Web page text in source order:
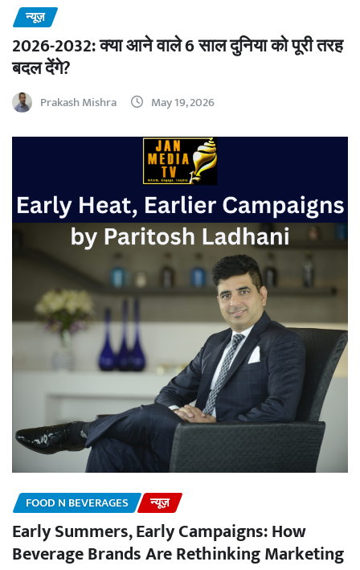
न्यूज़
2026-2032: क्या आने वाले 6 साल दुनिया को पूरी तरह
बदल देंगे?
Prakash Mishra May 19, 2026
FOOD N BEVERAGES न्यूज़
Early Summers, Early Campaigns: How
Beverage Brands Are Rethinking Marketing